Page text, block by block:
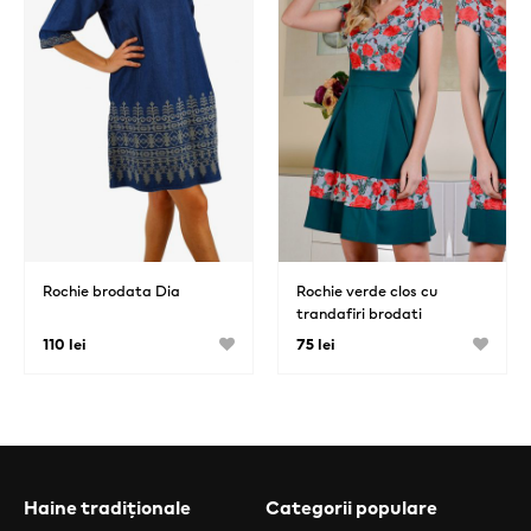
Rochie brodata Dia
110 lei
Rochie verde clos cu
trandafiri brodati
75 lei
Haine tradiționale Categorii populare